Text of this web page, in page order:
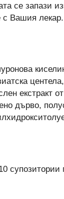
се запази
с Вашия лекар.
екстракт
дърво,
супозитории